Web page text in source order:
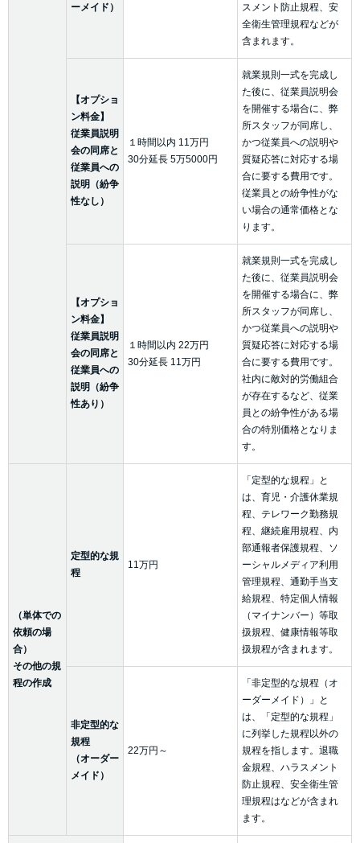
ーメイド）
スメント防止規程、安
全衛生管理規程などが
含まれます。
【オプショ
ン料金】
従業員説明
会の同席と
従業員への
説明（紛争
性なし）
１時間以内 11万円
30分延長 5万5000円
就業規則一式を完成し
た後に、従業員説明会
を開催する場合に、弊
所スタッフが同席し、
かつ従業員への説明や
質疑応答に対応する場
合に要する費用です。
従業員との紛争性がな
い場合の通常価格とな
ります。
【オプショ
ン料金】
従業員説明
会の同席と
従業員への
説明（紛争
性あり）
１時間以内 22万円
30分延長 11万円
就業規則一式を完成し
た後に、従業員説明会
を開催する場合に、弊
所スタッフが同席し、
かつ従業員への説明や
質疑応答に対応する場
合に要する費用です。
社内に敵対的労働組合
が存在するなど、従業
員との紛争性がある場
合の特別価格となりま
す。
（単体での
依頼の場
合）
その他の規
程の作成
定型的な規
程
11万円
「定型的な規程」と
は、育児・介護休業規
程、テレワーク勤務規
程、継続雇用規程、内
部通報者保護規程、ソ
ーシャルメディア利用
管理規程、通勤手当支
給規程、特定個人情報
（マイナンバー）等取
扱規程、健康情報等取
扱規程が含まれます。
非定型的な
規程
（オーダー
メイド）
22万円～
「非定型的な規程（オ
ーダーメイド）」と
は、「定型的な規程」
に列挙した規程以外の
規程を指します。退職
金規程、ハラスメント
防止規程、安全衛生管
理規程はなどが含まれ
ます。